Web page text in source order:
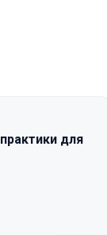
для